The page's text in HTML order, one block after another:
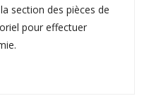
section des pièces de
pour effectuer